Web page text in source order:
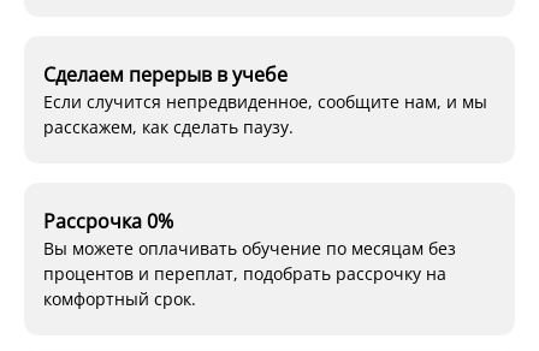
Сделаем перерыв в учебе
Если случится непредвиденное, сообщите нам, и мы
расскажем, как сделать паузу.
Рассрочка 0%
Вы можете оплачивать обучение по месяцам без
процентов и переплат, подобрать рассрочку на
комфортный срок.